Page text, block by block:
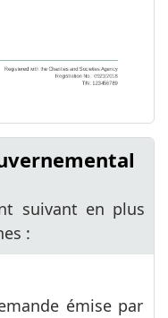
suivant en plus
:
émise par